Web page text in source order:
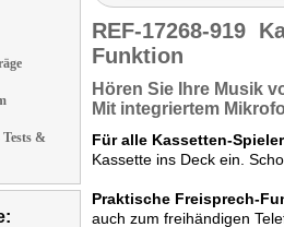
Tests &
REF-17268-919
Funktion
Hören Sie Ihre Musik
Mit integriertem
Für alle Kassetten-
Kassette ins Deck ein.
Praktische Freisprech-
auch zum freihändigen